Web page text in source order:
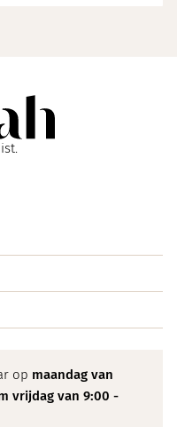
op maandag van
vrijdag van 9:00 -